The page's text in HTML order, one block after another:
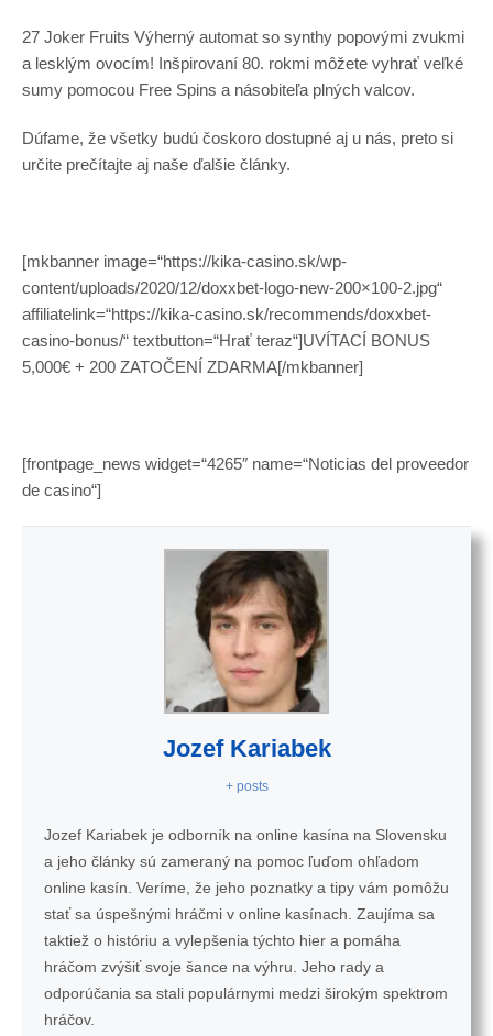
27 Joker Fruits Výherný automat so synthy popovými zvukmi
a lesklým ovocím! Inšpirovaní 80. rokmi môžete vyhrať veľké
sumy pomocou Free Spins a násobiteľa plných valcov.
Dúfame, že všetky budú čoskoro dostupné aj u nás, preto si
určite prečítajte aj naše ďalšie články.
[mkbanner image=“https://kika-casino.sk/wp-
content/uploads/2020/12/doxxbet-logo-new-200×100-2.jpg“
affiliatelink=“https://kika-casino.sk/recommends/doxxbet-
casino-bonus/“ textbutton=“Hrať teraz“]UVÍTACÍ BONUS
5,000€ + 200 ZATOČENÍ ZDARMA[/mkbanner]
[frontpage_news widget=“4265″ name=“Noticias del proveedor
de casino“]
Jozef Kariabek
+ posts
Jozef Kariabek je odborník na online kasína na Slovensku
a jeho články sú zameraný na pomoc ľuďom ohľadom
online kasín. Veríme, že jeho poznatky a tipy vám pomôžu
stať sa úspešnými hráčmi v online kasínach. Zaujíma sa
taktiež o históriu a vylepšenia týchto hier a pomáha
hráčom zvýšiť svoje šance na výhru. Jeho rady a
odporúčania sa stali populárnymi medzi širokým spektrom
hráčov.